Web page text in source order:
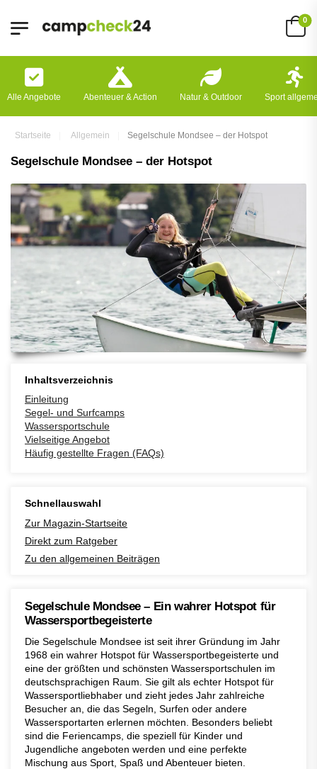
0
Alle Angebote Abenteuer & Action Natur & Outdoor Sport
Startseite Allgemein Segelschule Mondsee – der Hotspot
Segelschule Mondsee – der Hotspot
Inhaltsverzeichnis
Einleitung
Segel- und Surfcamps
Wassersportschule
Vielseitige Angebot
Häufig gestellte Fragen (FAQs)
Schnellauswahl
Zur Magazin-Startseite
Direkt zum Ratgeber
Zu den allgemeinen Beiträgen
Segelschule Mondsee – Ein wahrer Hotspot für
Wassersportbegeisterte
Die Segelschule Mondsee ist seit ihrer Gründung im Jahr
1968 ein wahrer Hotspot für Wassersportbegeisterte und
eine der größten und schönsten Wassersportschulen im
deutschsprachigen Raum. Sie gilt als echter Hotspot für
Wassersportliebhaber und zieht jedes Jahr zahlreiche
Besucher an, die das Segeln, Surfen oder andere
Wassersportarten erlernen möchten. Besonders beliebt
sind die Feriencamps, die speziell für Kinder und
Jugendliche angeboten werden und eine perfekte
Mischung aus Sport, Spaß und Abenteuer bieten.